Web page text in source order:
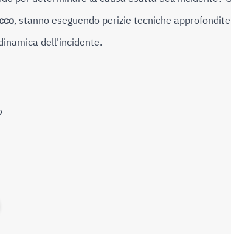
, stanno eseguendo perizie tecniche
dell'incidente.